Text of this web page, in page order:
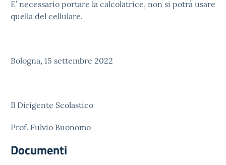
E’ necessario portare la calcolatrice, non si potrà usare
quella del cellulare.
Bologna, 15 settembre 2022
Il Dirigente Scolastico
Prof. Fulvio Buonomo
Documenti